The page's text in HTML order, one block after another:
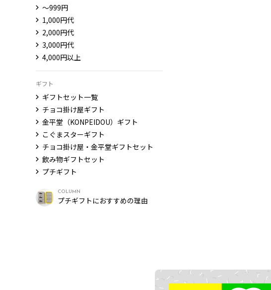
〜999円
1,000円代
2,000円代
3,000円代
4,000円以上
ギフト
ギフトセット一覧
チョコ掛け屋ギフト
金平堂（KONPEIDOU）ギフト
こぐまスターギフト
チョコ掛け屋・金平堂ギフトセット
飲み物ギフトセット
プチギフト
COLUMN
プチギフトにおすすめの理由